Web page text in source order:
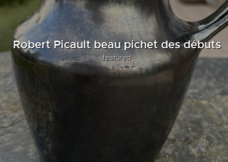
Robert Picault beau pichet des débuts
featured